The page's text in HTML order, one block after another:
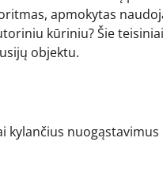
apmokytas
kūriniu? Šie
objektu.
kylančius nuogąstavimus